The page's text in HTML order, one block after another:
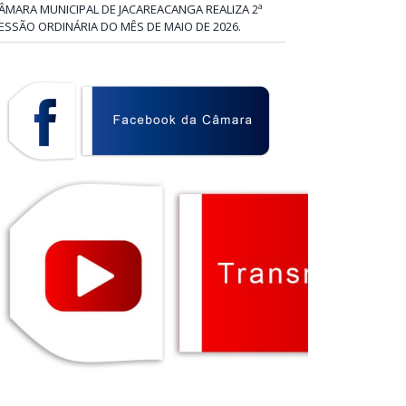
MUNICIPAL DE JACAREACANGA REALIZA 2ª
ORDINÁRIA DO MÊS DE MAIO DE 2026.